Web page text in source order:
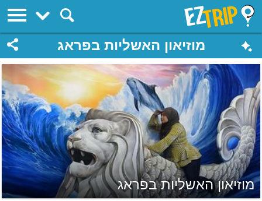
EZTrip
מוזיאון האשליות בפראג
מוזיאון האשליות בפראג